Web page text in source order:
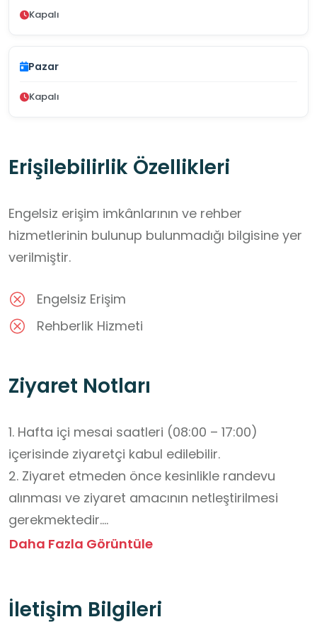
Kapalı
Pazar
Kapalı
Erişilebilirlik Özellikleri
Engelsiz erişim imkânlarının ve rehber
hizmetlerinin bulunup bulunmadığı bilgisine yer
verilmiştir.
Engelsiz Erişim
Rehberlik Hizmeti
Ziyaret Notları
1. Hafta içi mesai saatleri (08:00 – 17:00)
içerisinde ziyaretçi kabul edilebilir.
2. Ziyaret etmeden önce kesinlikle randevu
alınması ve ziyaret amacının netleştirilmesi
gerekmektedir.
3. Binanın tam adresi ve kat bilgisi için önceden
randevu alınmalıdır.
Daha Fazla Görüntüle
İletişim Bilgileri